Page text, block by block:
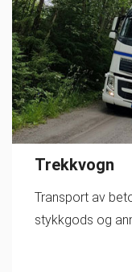
Trekkvogn
Transport av
stykkgods og